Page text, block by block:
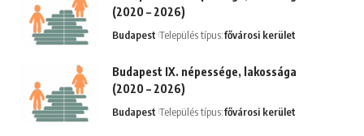
(2020 – 2026)
Budapest Település típus:fővárosi kerület
Budapest IX. népessége, lakossága
(2020 – 2026)
Budapest Település típus:fővárosi kerület